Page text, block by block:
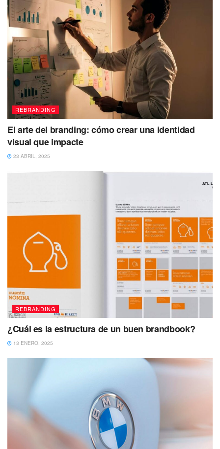
REBRANDING
El arte del branding: cómo crear una identidad
visual que impacte
23 ABRIL, 2025
REBRANDING
¿Cuál es la estructura de un buen brandbook?
13 ENERO, 2025